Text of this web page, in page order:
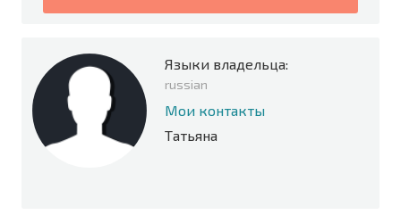
Языки владельца:
russian
Мои контакты
Татьяна